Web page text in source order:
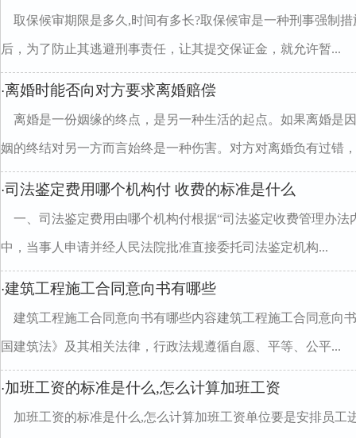
取保候审期限是多久,时间有多长?取保候审是一种刑事强制
后，为了防止其逃避刑事责任，让其提交保证金，就允许暂...
·离婚时能否向对方要求离婚赔偿
离婚是一份姻缘的终点，是另一种生活的起点。如果离婚是
姻的终结对另一方而言始终是一种伤害。对方对离婚负有过错
·司法鉴定费用哪个机构付 收费的标准是什么
一、司法鉴定费用由哪个机构付根据“司法鉴定收费管理办法
中，当事人申请并经人民法院批准直接委托司法鉴定机构...
·建筑工程施工合同意向书有哪些
建筑工程施工合同意向书有哪些内容建筑工程施工合同意向
国建筑法》及其相关法律，行政法规遵循自愿、平等、公平...
·加班工资的标准是什么,怎么计算加班工资
加班工资的标准是什么,怎么计算加班工资单位要是安排员工